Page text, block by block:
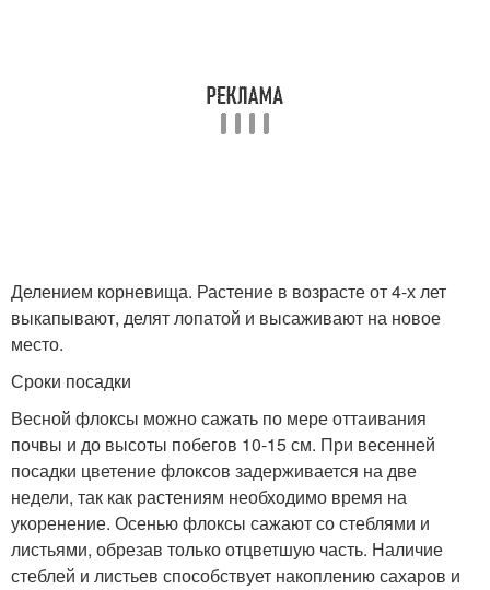
Делением корневища. Растение в возрасте от 4-х лет
выкапывают, делят лопатой и высаживают на новое
место.
Сроки посадки
Весной флоксы можно сажать по мере оттаивания
почвы и до высоты побегов 10-15 см. При весенней
посадки цветение флоксов задерживается на две
недели, так как растениям необходимо время на
укоренение. Осенью флоксы сажают со стеблями и
листьями, обрезав только отцветшую часть. Наличие
стеблей и листьев способствует накоплению сахаров и